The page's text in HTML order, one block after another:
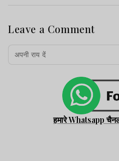
Leave a Comment
हमारे Whatsapp